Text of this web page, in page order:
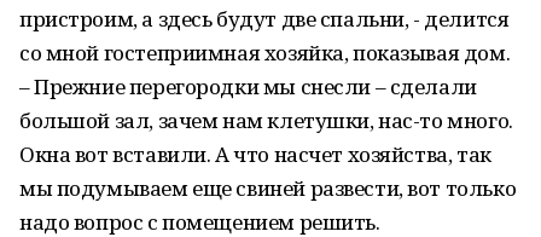
пристроим, а здесь будут две спальни, - делится
со мной гостеприимная хозяйка, показывая дом.
– Прежние перегородки мы снесли – сделали
большой зал, зачем нам клетушки, нас-то много.
Окна вот вставили. А что насчет хозяйства, так
мы подумываем еще свиней развести, вот только
надо вопрос с помещением решить.